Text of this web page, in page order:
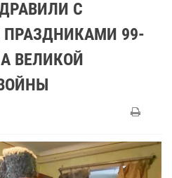
С
99-
ВЕЛИКОЙ